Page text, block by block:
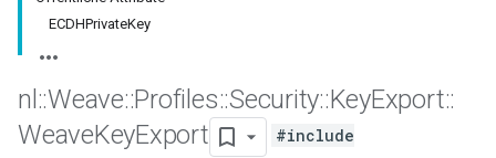
ECDHPrivateKey
nl ::Weave::Profiles::Security::KeyExport::
WeaveKeyExport
#include